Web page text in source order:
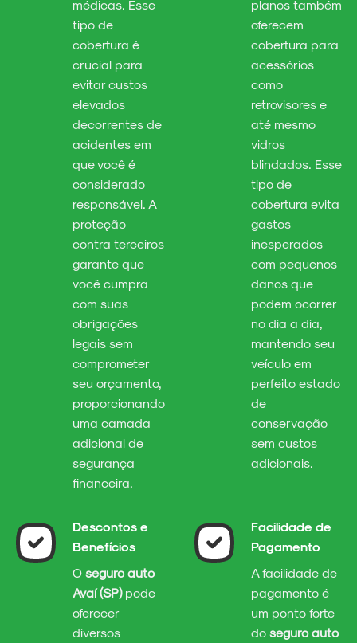
médicas. Esse
tipo de
cobertura é
crucial para
evitar custos
elevados
decorrentes de
acidentes em
que você é
considerado
responsável. A
proteção
contra terceiros
garante que
você cumpra
com suas
obrigações
legais sem
comprometer
seu orçamento,
proporcionando
uma camada
adicional de
segurança
financeira.
planos também
oferecem
cobertura para
acessórios
como
retrovisores e
até mesmo
vidros
blindados. Esse
tipo de
cobertura evita
gastos
inesperados
com pequenos
danos que
podem ocorrer
no dia a dia,
mantendo seu
veículo em
perfeito estado
de
conservação
sem custos
adicionais.
Descontos e
Benefícios
O seguro auto
Avaí (SP)pode
oferecer
diversos
Facilidade de
Pagamento
A facilidade de
pagamento é
um ponto forte
do seguro auto